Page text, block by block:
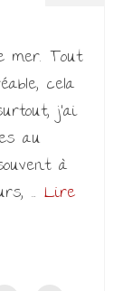
mer. Tout
cela
j’ai
au
à
… Lire